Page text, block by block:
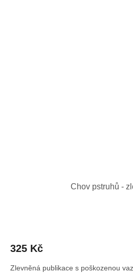
Chov pstruhů -
325 Kč
Zlevněná publikace s poškozenou